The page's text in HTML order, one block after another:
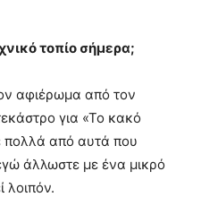
τοπίο σήμερα;
αφιέρωμα από τον
για «Το κακό
πολλά από αυτά που
άλλωστε με ένα μικρό
λοιπόν.